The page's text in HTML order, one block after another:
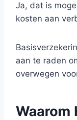
Ja, dat is
kosten aan
aan te raden
overwegen
Waarom